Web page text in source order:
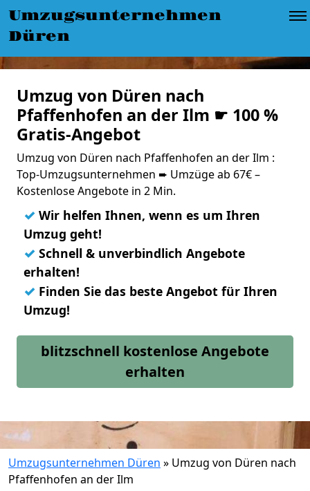
Umzugsunternehmen
Düren
Umzug von Düren nach
Pfaffenhofen an der Ilm ☛ 100 %
Gratis-Angebot
Umzug von Düren nach Pfaffenhofen an der Ilm :
Top-Umzugsunternehmen ➨ Umzüge ab 67€ –
Kostenlose Angebote in 2 Min.
✓ Wir helfen Ihnen, wenn es um Ihren
Umzug geht!
✓ Schnell & unverbindlich Angebote
erhalten!
✓ Finden Sie das beste Angebot für Ihren
Umzug!
blitzschnell kostenlose Angebote
erhalten
Umzugsunternehmen Düren » Umzug von Düren nach
Pfaffenhofen an der Ilm